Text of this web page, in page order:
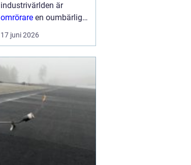
industrivärlden är
omrörare en oumbärlig
del av många
produktionsprocesser.
säkerställer att material
17 juni 2026